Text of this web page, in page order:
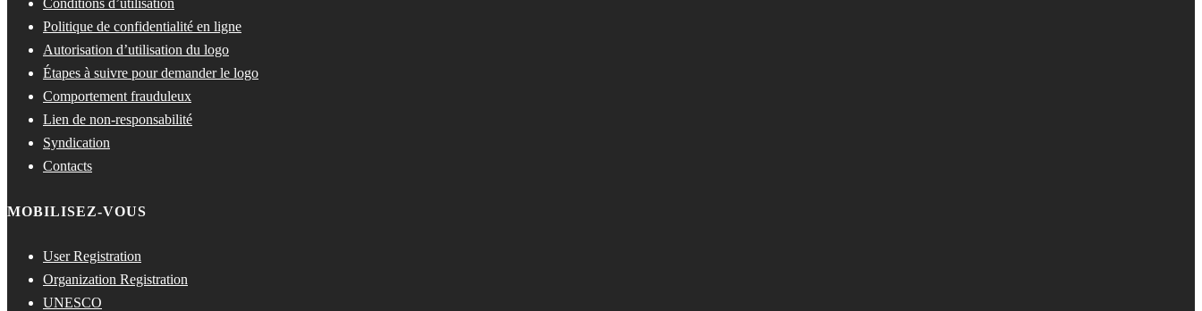
Politique de confidentialité en ligne
Autorisation d’utilisation du logo
Étapes à suivre pour demander le logo
Comportement frauduleux
Lien de non-responsabilité
Syndication
Contacts
MOBILISEZ-VOUS
User Registration
Organization Registration
UNESCO